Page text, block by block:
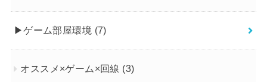
▶︎ゲーム部屋環境 (7)
オススメ×ゲーム×回線 (3)